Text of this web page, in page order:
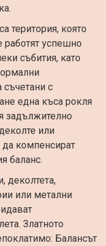
територия, която
работят успешно
събития, като
съчетани с
една къса рокля
задължително
или
да компенсират
баланс.
деколтета,
или метални
Златното
Балансът